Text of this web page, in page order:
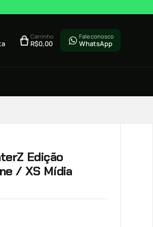
Carrinho
R$0,00
Fale conosco
WhatsApp
Edição
/ XS Mídia